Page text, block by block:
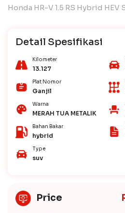
Honda HR-V 1.5 RS Hybrid HEV
Detail Spesifikasi
Kilometer
13.127
Plat Nomor
Ganjil
Warna
MERAH TUA METALIK
Bahan Bakar
hybrid
Type
suv
Price